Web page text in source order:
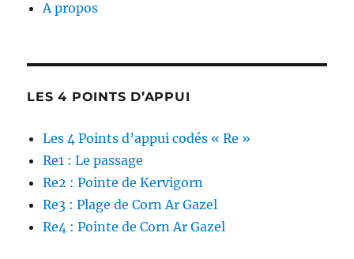
A propos
LES 4 POINTS D’APPUI
Les 4 Points d’appui codés « Re »
Re1 : Le passage
Re2 : Pointe de Kervigorn
Re3 : Plage de Corn Ar Gazel
Re4 : Pointe de Corn Ar Gazel